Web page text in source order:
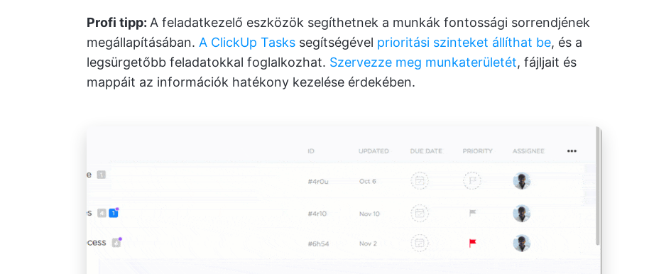
Profi tipp: A feladatkezelő eszközök segíthetnek a munkák fontossági sorrendjének
megállapításában. A ClickUp Tasks segítségével prioritási szinteket állíthat be, és a
legsürgetőbb feladatokkal foglalkozhat. Szervezze meg munkaterületét, fájljait és
mappáit az információk hatékony kezelése érdekében.